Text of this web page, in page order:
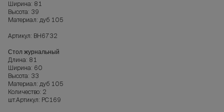
Ширина: 81
Высота: 39
Материал: дуб 105
Артикул: ВН6732
Стол журнальный
Длина: 81
Ширина: 60
Высота: 33
Материал: дуб 105
Количество: 2
шт.Артикул: РС169